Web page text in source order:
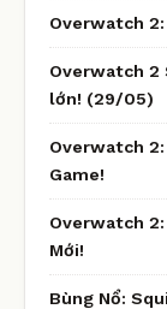
Overwatch
Overwatch 2
lớn! (29/05)
Overwatch 2:
Game!
Overwatch 2:
Mới!
Bùng Nổ: